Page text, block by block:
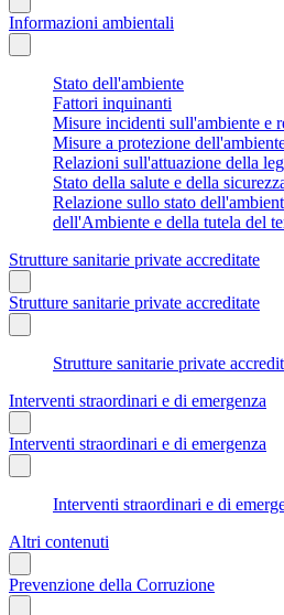
Informazioni ambientali
Stato dell'ambiente
Fattori inquinanti
Misure incidenti sull'ambiente e
Misure a protezione
Relazioni sull'attuazione della
Stato della salute e della
Relazione sullo stato
dell'Ambiente e della tutela del
Strutture sanitarie private accreditate
Strutture sanitarie private accreditate
Strutture sanitarie private
Interventi straordinari e di emergenza
Interventi straordinari e di emergenza
Interventi straordinari e di
Altri contenuti
Prevenzione della Corruzione